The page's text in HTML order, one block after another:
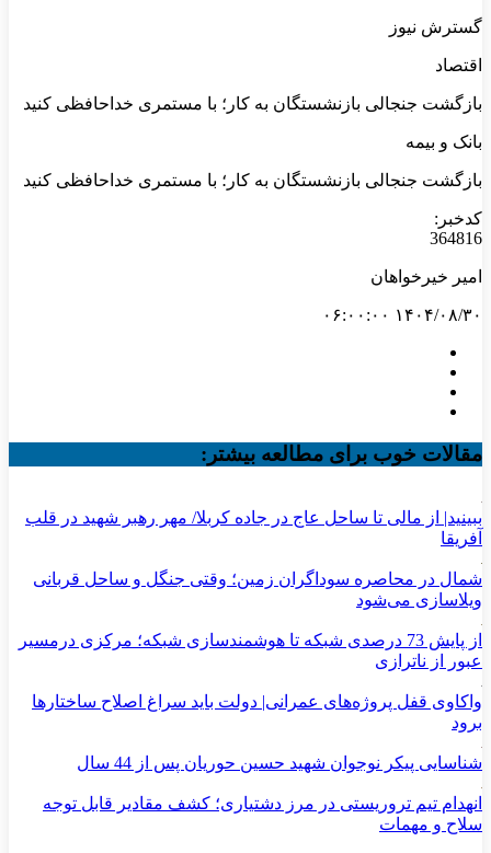
گسترش نیوز
اقتصاد
بازگشت جنجالی بازنشستگان به کار؛ با مستمری خداحافظی کنید
بانک و بیمه
بازگشت جنجالی بازنشستگان به کار؛ با مستمری خداحافظی کنید
کدخبر:
364816
امیر خیرخواهان
۱۴۰۴/۰۸/۳۰ ۰۶:۰۰:۰۰
مقالات خوب برای مطالعه بیشتر:
ببینید| از مالی تا ساحل عاج در جاده کربلا/ مهر رهبر شهید در قلب
آفریقا
شمال در محاصره سوداگران زمین؛ وقتی جنگل و ساحل قربانی
ویلاسازی می‌شود
از پایش 73 درصدی شبکه تا هوشمندسازی شبکه؛ مرکزی درمسیر
عبور از ناترازی
واکاوی قفل پروژه‌های عمرانی| دولت باید سراغ اصلاح ساختارها
برود
شناسایی پیکر نوجوان شهید حسین حوریان پس از 44 سال
انهدام تیم تروریستی در مرز دشتیاری؛ کشف مقادیر قابل توجه
سلاح و مهمات